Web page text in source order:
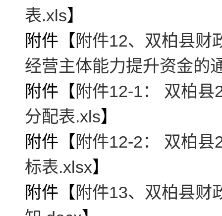
表.xls】
附件【 附件12、双柏县财
经营主体能力提升资金的
附件【 附件12-1： 双柏
分配表.xls】
附件【 附件12-2： 双柏
标表.xlsx】
附件【 附件13、双柏县财